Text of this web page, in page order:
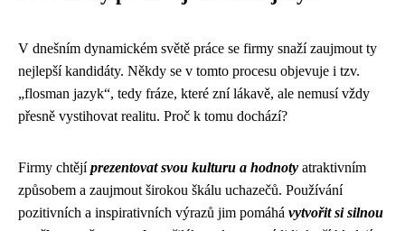
V dnešním dynamickém světě práce se firmy snaží zaujmout ty
nejlepší kandidáty. Někdy se v tomto procesu objevuje i tzv.
„flosman jazyk“, tedy fráze, které zní lákavě, ale nemusí vždy
přesně vystihovat realitu. Proč k tomu dochází?
Firmy chtějíprezentovat svou kulturu a hodnoty atraktivním
způsobem a zaujmout širokou škálu uchazečů. Používání
pozitivních a inspirativních výrazů jim pomáhá vytvořit si silnou